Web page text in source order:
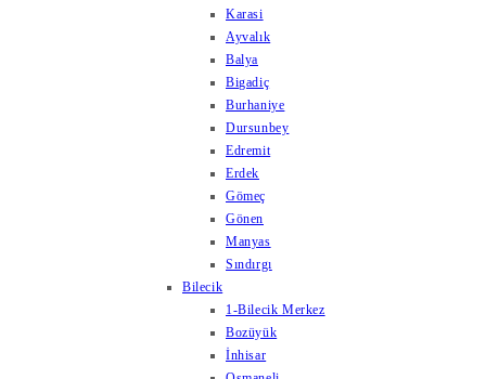
Karasi
Ayvalık
Balya
Bigadiç
Burhaniye
Dursunbey
Edremit
Erdek
Gömeç
Gönen
Manyas
Sındırgı
Bilecik
1-Bilecik Merkez
Bozüyük
İnhisar